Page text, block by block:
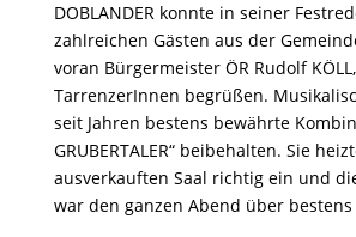
DOBLANDER konnte in seiner
zahlreichen Gästen aus der
voran Bürgermeister ÖR Rudolf
TarrenzerInnen begrüßen.
seit Jahren bestens bewährte
GRUBERTALER“ beibehalten. Sie
ausverkauften Saal richtig ein und
war den ganzen Abend über